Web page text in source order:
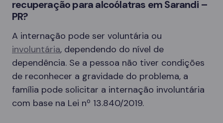
recuperação para alcoólatras em Sarandi –
PR?
A internação pode ser voluntária ou
involuntária, dependendo do nível de
dependência. Se a pessoa não tiver condições
de reconhecer a gravidade do problema, a
família pode solicitar a internação involuntária
com base na Lei nº 13.840/2019.